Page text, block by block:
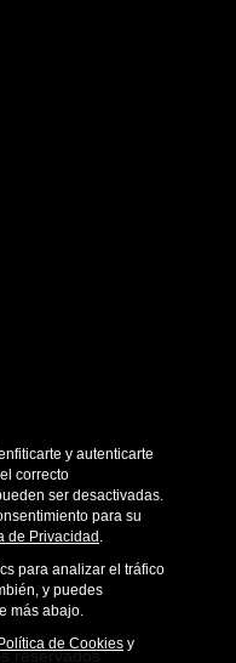
reservados
y autenticarte
correcto
ser desactivadas.
para su
de Privacidad .
para analizar el tráfico
y puedes
más abajo.
Política de Cookies y